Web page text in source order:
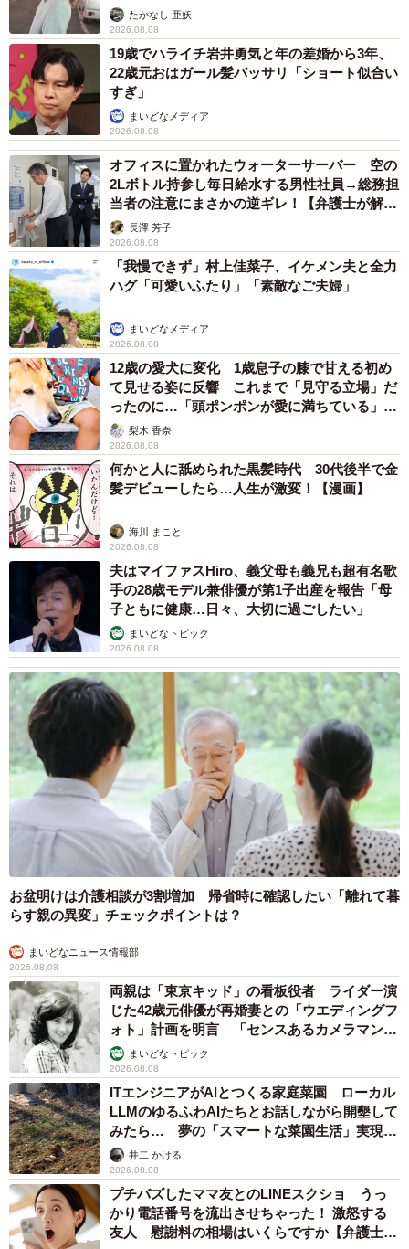
思っていたんです。でも違った。契約書には『〇日以内に
死んだら新しい子と交換します』みたいなことが書いてあ
りました。ふざけるなと思いましたね。書かないといけな
いのかもしれませんけど、命なんだから、もっと大切にし
てほしい。あれ以来、ペットショップには不信感しかない
ですね。どうしても必要なときは行きますけど、販売され
ている子には『いい人にもらわれるようにアピールしな
よ』と声を掛けて帰ってきます」（鎌田さん）
そこに箱があるから
8歳になったセフィロス君は、とてもやんちゃで人が大好
きな猫に成長しました。インターホンが鳴ると、玄関に走
っていくそうです。そして「よくおしゃべりする」（鎌田
さん）のだとか。仕事から帰ると、玄関先で待っていてく
れるというセフィロス君。「あのね、今日はこんなことが
あったよ」と報告しているのかもしれません。
ストに取材】
たかなし 亜妖
2026.08.08
19歳でハライチ岩井勇気と年の差婚から3年、
22歳元おはガール髪バッサリ「ショート似合い
すぎ」
まいどなメディア
2026.08.08
オフィスに置かれたウォーターサーバー 空の
2Lボトル持参し毎日給水する男性社員→総務担
当者の注意にまさかの逆ギレ！【弁護士が解
説】長澤 芳子
2026.08.08
「我慢できず」村上佳菜子、イケメン夫と全力
ハグ「可愛いふたり」「素敵なご夫婦」
まいどなメディア
2026.08.08
12歳の愛犬に変化 1歳息子の膝で甘える初め
て見せる姿に反響 これまで「見守る立場」だ
ったのに…「頭ポンポンが愛に満ちている」
「尊…」
梨木 香奈
2026.08.08
何かと人に舐められた黒髪時代 30代後半で金
髪デビューしたら…人生が激変！【漫画】
海川 まこと
2026.08.08
夫はマイファスHiro、義父母も義兄も超有名歌
手の28歳モデル兼俳優が第1子出産を報告「母
子ともに健康…日々、大切に過ごしたい」
まいどなトピック
2026.08.08
お盆明けは介護相談が3割増加 帰省時に確認したい「離れて暮
らす親の異変」チェックポイントは？
まいどなニュース情報部
2026.08.08
両親は「東京キッド」の看板役者 ライダー演
じた42歳元俳優が再婚妻との「ウエディングフ
ォト」計画を明言 「センスあるカメラマン求
む」まいどなトピック
2026.08.08
ITエンジニアがAIとつくる家庭菜園 ローカル
LLMのゆるふわAIたちとお話しながら開墾して
みたら… 夢の「スマートな菜園生活」実現な
るか井二 かける
2026.08.08
プチバズしたママ友とのLINEスクショ うっ
かり電話番号を流出させちゃった！ 激怒する
友人 慰謝料の相場はいくらですか【弁護士が